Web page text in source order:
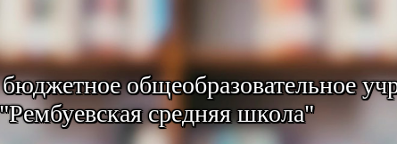
общеобразовательное
средняя школа"